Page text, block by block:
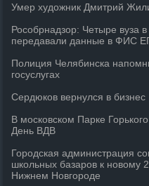
Умер художник Дмитрий
Рособрнадзор: Четыре вуза
передавали данные в ФИС
Полиция Челябинска
госуслугах
Сердюков вернулся в бизнес
В московском Парке
День ВДВ
Городская администрация
школьных базаров к новому
Нижнем Новгороде